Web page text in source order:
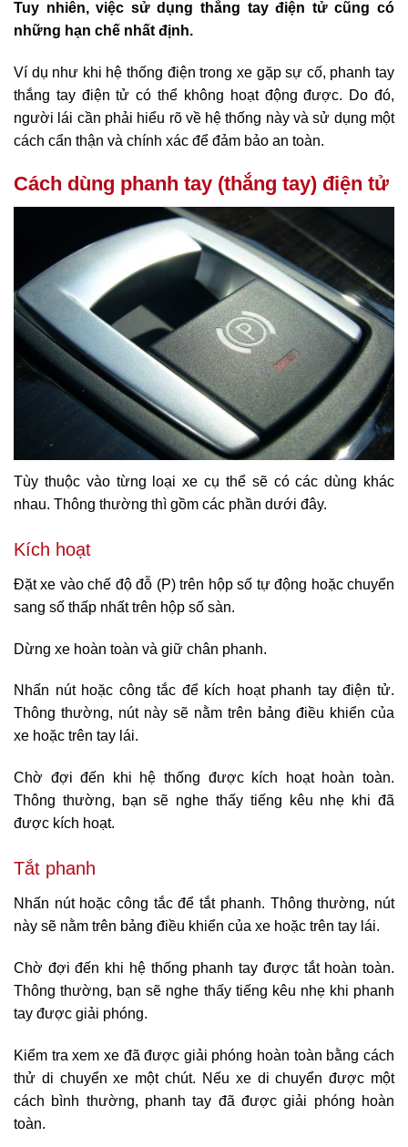
Tuy nhiên, việc sử dụng thắng tay điện tử cũng có
những hạn chế nhất định.
Ví dụ như khi hệ thống điện trong xe gặp sự cố, phanh tay
thắng tay điện tử có thể không hoạt động được. Do đó,
người lái cần phải hiểu rõ về hệ thống này và sử dụng một
cách cẩn thận và chính xác để đảm bảo an toàn.
Cách dùng phanh tay (thắng tay) điện tử
Tùy thuộc vào từng loại xe cụ thể sẽ có các dùng khác
nhau. Thông thường thì gồm các phần dưới đây.
Kích hoạt
Đặt xe vào chế độ đỗ (P) trên hộp số tự động hoặc chuyển
sang số thấp nhất trên hộp số sàn.
Dừng xe hoàn toàn và giữ chân phanh.
Nhấn nút hoặc công tắc để kích hoạt phanh tay điện tử.
Thông thường, nút này sẽ nằm trên bảng điều khiển của
xe hoặc trên tay lái.
Chờ đợi đến khi hệ thống được kích hoạt hoàn toàn.
Thông thường, bạn sẽ nghe thấy tiếng kêu nhẹ khi đã
được kích hoạt.
Tắt phanh
Nhấn nút hoặc công tắc để tắt phanh. Thông thường, nút
này sẽ nằm trên bảng điều khiển của xe hoặc trên tay lái.
Chờ đợi đến khi hệ thống phanh tay được tắt hoàn toàn.
Thông thường, bạn sẽ nghe thấy tiếng kêu nhẹ khi phanh
tay được giải phóng.
Kiểm tra xem xe đã được giải phóng hoàn toàn bằng cách
thử di chuyển xe một chút. Nếu xe di chuyển được một
cách bình thường, phanh tay đã được giải phóng hoàn
toàn.